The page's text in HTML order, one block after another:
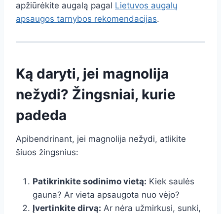
apžiūrėkite augalą pagal Lietuvos augalų
apsaugos tarnybos rekomendacijas.
Ką daryti, jei magnolija
nežydi? Žingsniai, kurie
padeda
Apibendrinant, jei magnolija nežydi, atlikite
šiuos žingsnius:
Patikrinkite sodinimo vietą: Kiek saulės
gauna? Ar vieta apsaugota nuo vėjo?
Įvertinkite dirvą: Ar nėra užmirkusi, sunki,